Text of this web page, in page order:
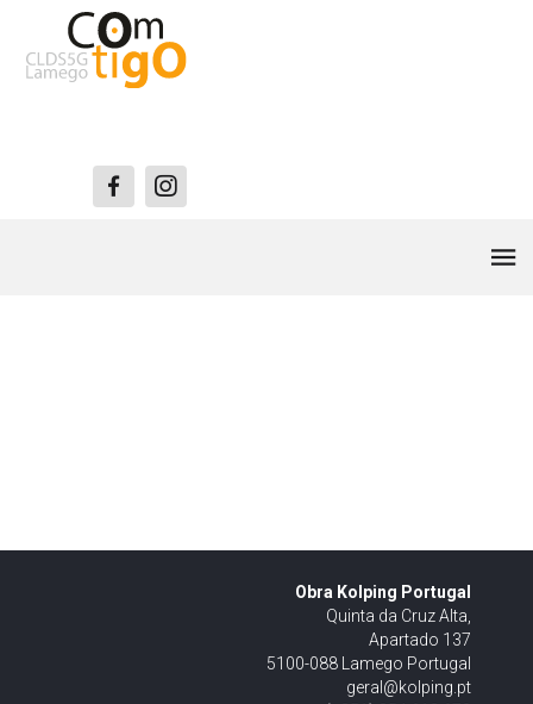
Lamego Acolhe
Obra Kolping Portugal
Quinta da Cruz Alta,
Apartado 137
5100-088 Lamego Portugal
geral@kolping.pt